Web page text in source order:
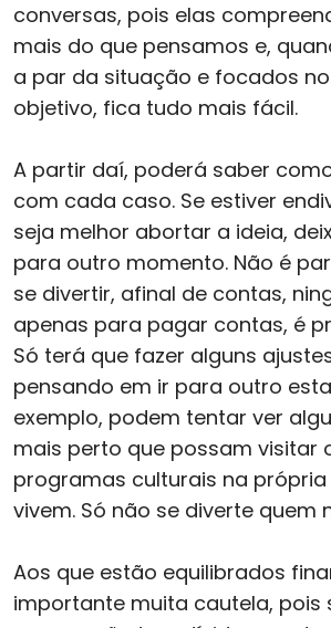
conversas, pois elas
mais do que pensamos e,
a par da situação e focados
objetivo, fica tudo mais fácil.
A partir daí, poderá saber
com cada caso. Se estiver
seja melhor abortar a ideia,
para outro momento. Não é
se divertir, afinal de contas,
apenas para pagar contas, é
Só terá que fazer alguns
pensando em ir para outro
exemplo, podem tentar ver
mais perto que possam visitar
programas culturais na
vivem. Só não se diverte quem
Aos que estão equilibrados
importante muita cautela, pois